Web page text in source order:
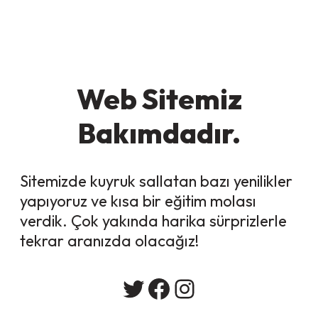
Web Sitemiz
Bakımdadır.
Sitemizde kuyruk sallatan bazı yenilikler
yapıyoruz ve kısa bir eğitim molası
verdik. Çok yakında harika sürprizlerle
tekrar aranızda olacağız!